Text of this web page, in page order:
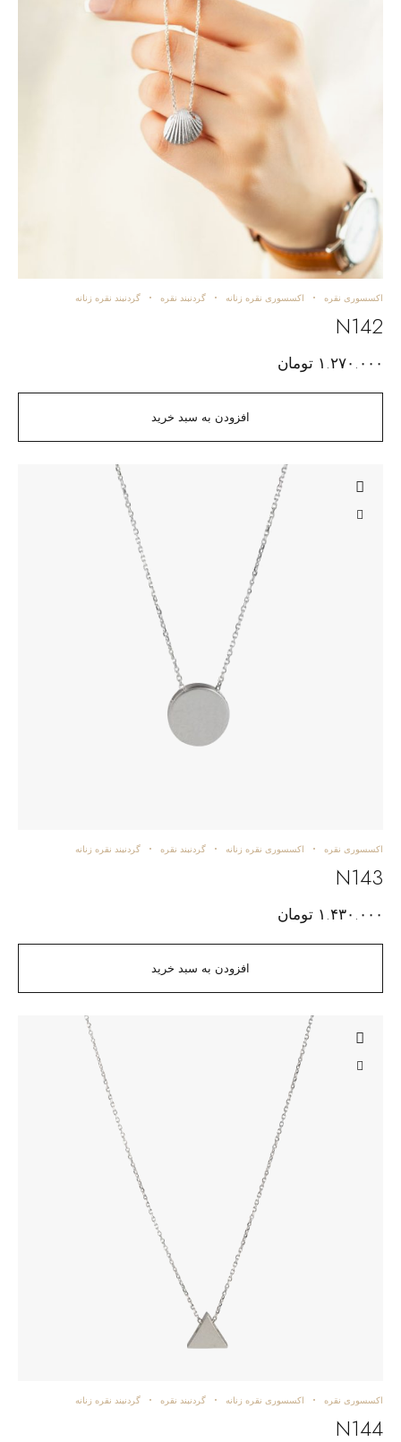
افزودن به سبد خرید
اکسسوری نقره اکسسوری نقره زنانه گردنبند نقره گردنبند نقره زنانه
N142
۱.۲۷۰.۰۰۰ تومان
افزودن به سبد خرید
اکسسوری نقره اکسسوری نقره زنانه گردنبند نقره گردنبند نقره زنانه
N143
۱.۴۳۰.۰۰۰ تومان
اکسسوری نقره اکسسوری نقره زنانه گردنبند نقره گردنبند نقره زنانه
N144